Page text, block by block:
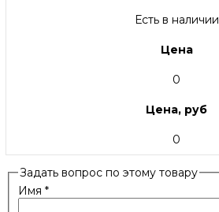
Есть в наличии
Цена
0
Цена, руб
0
Задать вопрос по этому товару
Имя *